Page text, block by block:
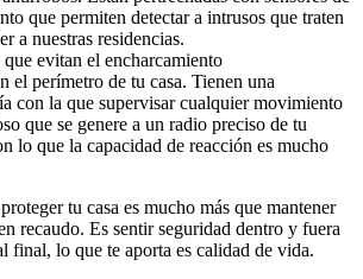
que permiten detectar a intrusos que traten
a nuestras residencias.
que evitan el encharcamiento
el perímetro de tu casa. Tienen una
con la que supervisar cualquier movimiento
que se genere a un radio preciso de tu
lo que la capacidad de reacción es mucho
tu casa es mucho más que mantener
recaudo. Es sentir seguridad dentro y fuera
final, lo que te aporta es calidad de vida.